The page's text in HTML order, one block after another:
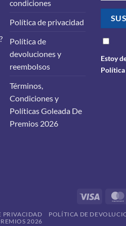
condiciones
Política de privacidad
Política de
devoluciones y
reembolsos
Términos,
Condiciones y
Políticas Goleada De
Premios 2026
Estoy
Política
Visa
PRIVACIDAD
POLÍTICA DE
2026